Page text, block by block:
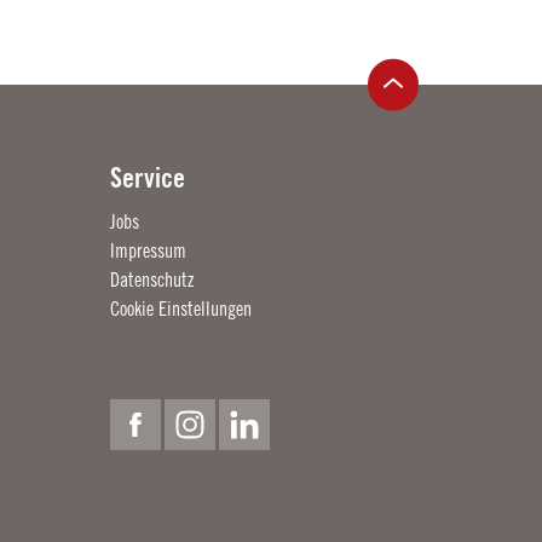
Service
Jobs
Impressum
Datenschutz
Cookie Einstellungen
FacebookInstagramLinkedin